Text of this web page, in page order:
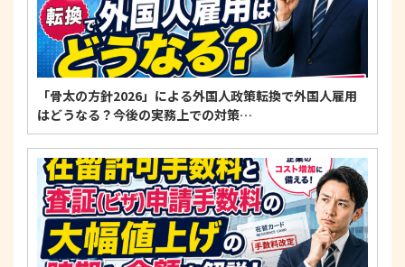
「骨太の方針2026」による外国人政策転換で外国人雇用
はどうなる？今後の実務上での対策…